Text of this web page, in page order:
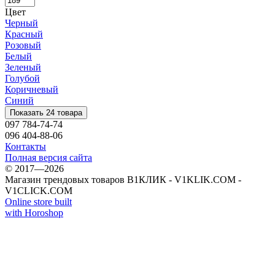
Цвет
Черный
Красный
Розовый
Белый
Зеленый
Голубой
Коричневый
Синий
Показать 24 товара
097 784-74-74
096 404-88-06
Контакты
Полная версия сайта
© 2017—2026
Магазин трендовых товаров В1КЛИК - V1KLIK.COM -
V1CLICK.COM
Online store built
with Horoshop